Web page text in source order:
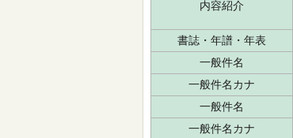
内容紹介
書誌・年譜・年表
一般件名
一般件名カナ
一般件名
一般件名カナ